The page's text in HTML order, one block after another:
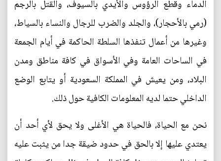
الدماء وقطع الرؤوس والأيدي بالسيوف، والقتل بالرجم
(رمي بالأحجار)، والجلد والضرب للرجال والنساء بالسياط،
وغيرها من أعمال تنفذها السلطة الحاكمة في أيام الجمعة
في الساحات العامة وفي الأسواق في كافة مناطق ومدن
البلاد، ومن يعيش في المملكة السعودية أو يتابع الوضع
الداخلي حتما لديه المعلومات الكافية حول ذلك.
نحن مع الحياة، فالحياة هي الأغلى ولا يحق لأي أحد أن
يعتدي عليها إلا بالحق في حدود ضيقة جدا من يثبت عليه